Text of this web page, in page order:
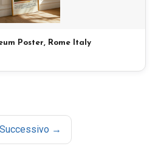
Poster, Rome Italy
Successivo →